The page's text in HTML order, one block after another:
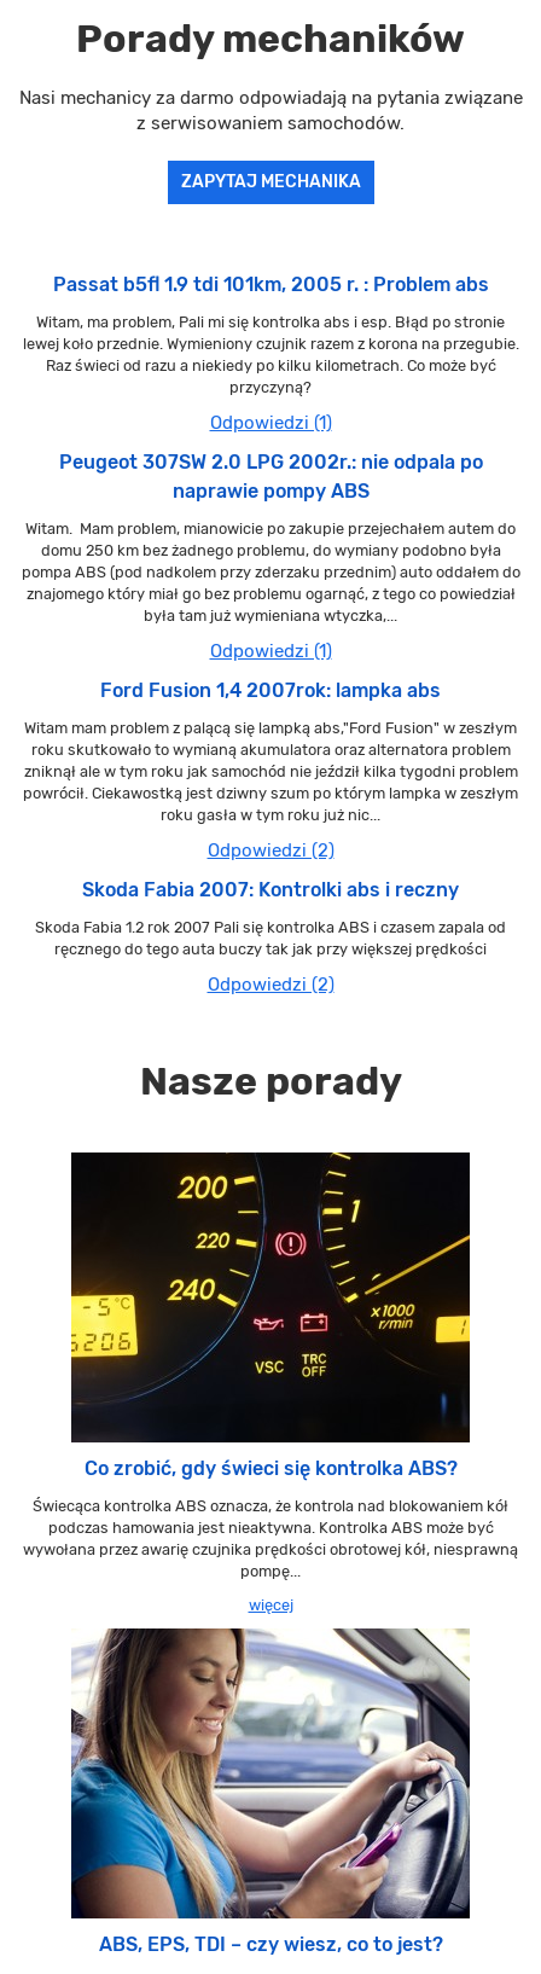
Porady mechaników
Nasi mechanicy za darmo odpowiadają na pytania związane
z serwisowaniem samochodów.
ZAPYTAJ MECHANIKA
Passat b5fl 1.9 tdi 101km, 2005 r. : Problem abs
Witam, ma problem, Pali mi się kontrolka abs i esp. Błąd po stronie
lewej koło przednie. Wymieniony czujnik razem z korona na przegubie.
Raz świeci od razu a niekiedy po kilku kilometrach. Co może być
przyczyną?
Odpowiedzi (1)
Peugeot 307SW 2.0 LPG 2002r.: nie odpala po
naprawie pompy ABS
Witam. Mam problem, mianowicie po zakupie przejechałem autem do
domu 250 km bez żadnego problemu, do wymiany podobno była
pompa ABS (pod nadkolem przy zderzaku przednim) auto oddałem do
znajomego który miał go bez problemu ogarnąć, z tego co powiedział
była tam już wymieniana wtyczka,...
Odpowiedzi (1)
Ford Fusion 1,4 2007rok: lampka abs
Witam mam problem z palącą się lampką abs,"Ford Fusion" w zeszłym
roku skutkowało to wymianą akumulatora oraz alternatora problem
zniknął ale w tym roku jak samochód nie jeździł kilka tygodni problem
powrócił. Ciekawostką jest dziwny szum po którym lampka w zeszłym
roku gasła w tym roku już nic...
Odpowiedzi (2)
Skoda Fabia 2007: Kontrolki abs i reczny
Skoda Fabia 1.2 rok 2007 Pali się kontrolka ABS i czasem zapala od
ręcznego do tego auta buczy tak jak przy większej prędkości
Odpowiedzi (2)
Nasze porady
Co zrobić, gdy świeci się kontrolka ABS?
Świecąca kontrolka ABS oznacza, że kontrola nad blokowaniem kół
podczas hamowania jest nieaktywna. Kontrolka ABS może być
wywołana przez awarię czujnika prędkości obrotowej kół, niesprawną
pompę...
więcej
ABS, EPS, TDI – czy wiesz, co to jest?